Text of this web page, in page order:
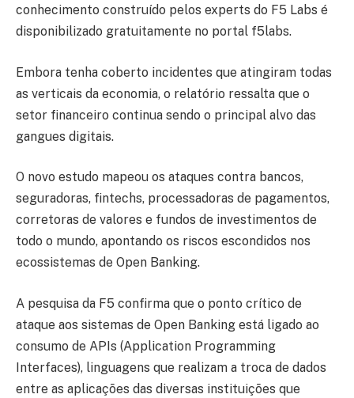
conhecimento construído pelos experts do F5 Labs é
disponibilizado gratuitamente no portal f5labs.
Embora tenha coberto incidentes que atingiram todas
as verticais da economia, o relatório ressalta que o
setor financeiro continua sendo o principal alvo das
gangues digitais.
O novo estudo mapeou os ataques contra bancos,
seguradoras, fintechs, processadoras de pagamentos,
corretoras de valores e fundos de investimentos de
todo o mundo, apontando os riscos escondidos nos
ecossistemas de Open Banking.
A pesquisa da F5 confirma que o ponto crítico de
ataque aos sistemas de Open Banking está ligado ao
consumo de APIs (Application Programming
Interfaces), linguagens que realizam a troca de dados
entre as aplicações das diversas instituições que